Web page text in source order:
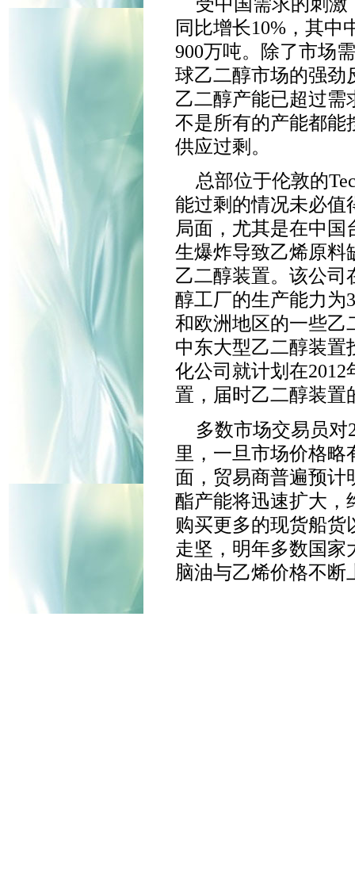
同比增长10%，其中
900万吨。除了市场
球乙二醇市场的强劲
乙二醇产能已超过需
不是所有的产能都能
供应过剩。
总部位于伦敦的
能过剩的情况未必值
局面，尤其是在中
生爆炸导致乙烯原料
乙二醇装置。该公司
醇工厂的生产能力为
和欧洲地区的一些乙
中东大型乙二醇装置
化公司就计划在2012
置，届时乙二醇装置
多数市场交易员
里，一旦市场价格
面，贸易商普遍预计
酯产能将迅速扩大，
购买更多的现货船
走坚，明年多数国家
脑油与乙烯价格不断